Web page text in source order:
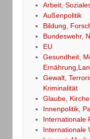
Arbeit,
Außenpolitik
Bildung,
Bundeswehr,
EU
Gesundheit,
Gewalt,
Kriminalität
Glaube,
Innenpolitik,
Internationale
Internationale